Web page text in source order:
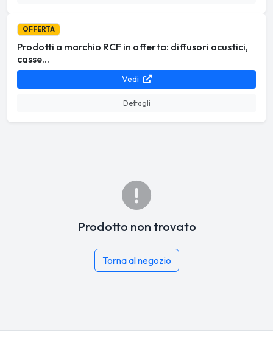
OFFERTA
Prodotti a marchio RCF in offerta: diffusori acustici,
casse...
Vedi
Dettagli
Prodotto non trovato
Torna al negozio